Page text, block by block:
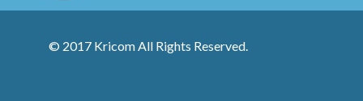
© 2017 Kricom All Rights Reserved.